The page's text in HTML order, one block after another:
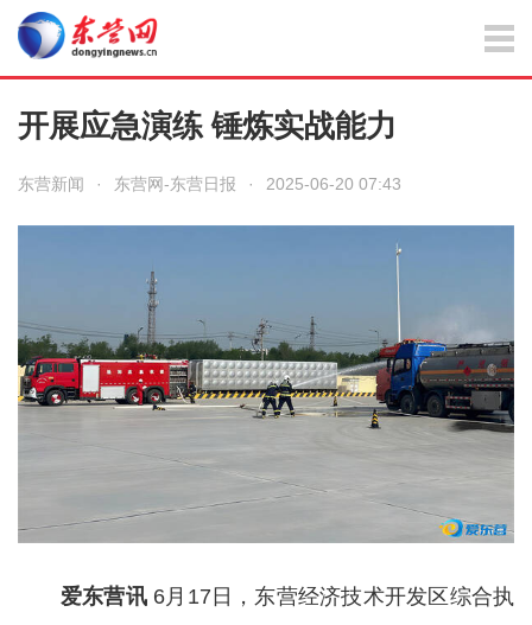
开展应急演练 锤炼实战能力
东营新闻 · 东营网-东营日报 · 2025-06-20 07:43
爱东营讯6月17日，东营经济技术开发区综合执